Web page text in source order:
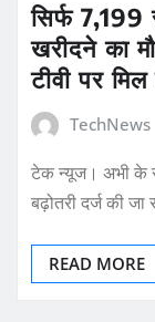
सिर्फ
खरीदने का
टीवी पर
TechNews
टेक न्यूज। अभी के
बढ़ोतरी दर्ज की
READ MORE